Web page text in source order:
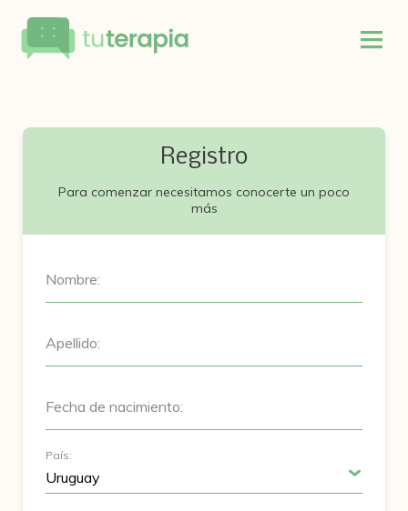
Registro
Para comenzar necesitamos conocerte un poco
más
Nombre:
Apellido:
Fecha de nacimiento:
País: